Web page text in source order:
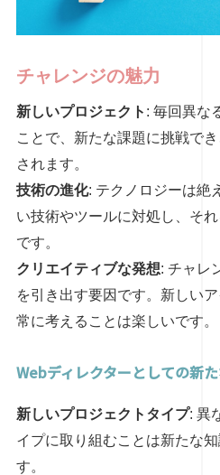
チャレンジの魅力
新しいプロジェクト : 毎回異な
ことで、新たな課題に挑戦で
されます。
技術の進化: テクノロジーは絶
い技術やツールに対処し、そ
です。
クリエイティブな発想: チャレ
を引き出す要因です。新しい
常に考えることは楽しいです。
Webディレクターとしての新
新しいプロジェクトタイプ: 異
イプに取り組むことは新たな
す。